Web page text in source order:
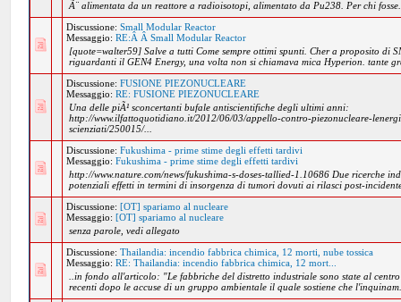
Ã¨ alimentata da un reattore a radioisotopi, alimentato da Pu238. Per chi
Discussione:Small Modular Reactor
Messaggio:RE:Â Â Small Modular Reactor
[quote=walter59] Salve a tutti Come sempre ottimi spunti. Cher a proposito di
riguardanti il GEN4 Energy, una volta non si chiamava mica Hyperion. tante
Discussione:FUSIONE PIEZONUCLEARE
Messaggio:RE: FUSIONE PIEZONUCLEARE
Una delle piÃ¹ sconcertanti bufale antiscientifiche degli ultimi anni:
http://www.ilfattoquotidiano.it/2012/06/03/appello-contro-piezonucleare-
scienziati/250015/...
Discussione:Fukushima - prime stime degli effetti tardivi
Messaggio:Fukushima - prime stime degli effetti tardivi
http://www.nature.com/news/fukushima-s-doses-tallied-1.10686 Due ricerche
potenziali effetti in termini di insorgenza di tumori dovuti ai rilasci post-
Discussione:[OT] spariamo al nucleare
Messaggio:[OT] spariamo al nucleare
senza parole, vedi allegato
Discussione:Thailandia: incendio fabbrica chimica, 12 morti, nube tossica
Messaggio:RE: Thailandia: incendio fabbrica chimica, 12 mort...
..in fondo all'articolo: "Le fabbriche del distretto industriale sono state al
recenti dopo le accuse di un gruppo ambientale il quale sostiene che